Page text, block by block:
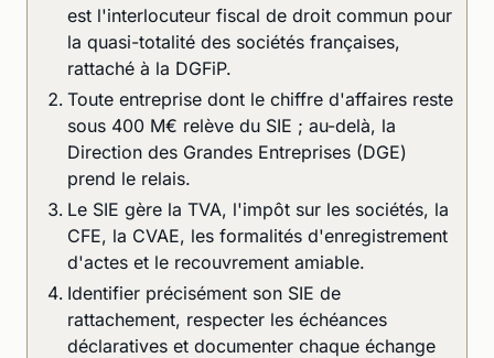
est l'interlocuteur fiscal de droit commun pour
la quasi-totalité des sociétés françaises,
rattaché à la DGFiP.
Toute entreprise dont le chiffre d'affaires reste
sous 400 M€ relève du SIE ; au-delà, la
Direction des Grandes Entreprises (DGE)
prend le relais.
Le SIE gère la TVA, l'impôt sur les sociétés, la
CFE, la CVAE, les formalités d'enregistrement
d'actes et le recouvrement amiable.
Identifier précisément son SIE de
rattachement, respecter les échéances
déclaratives et documenter chaque échange